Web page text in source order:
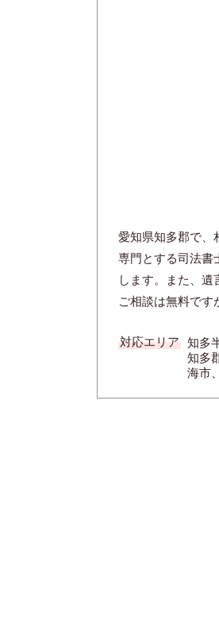
愛知県知多郡で、
専門とする司法書
します。また、遺
ご相談は無料です
対応エリア 知多
知多
海市